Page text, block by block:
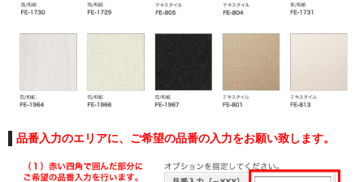
品番入力のエリアに、ご希望の品番の入力をお願い致します。